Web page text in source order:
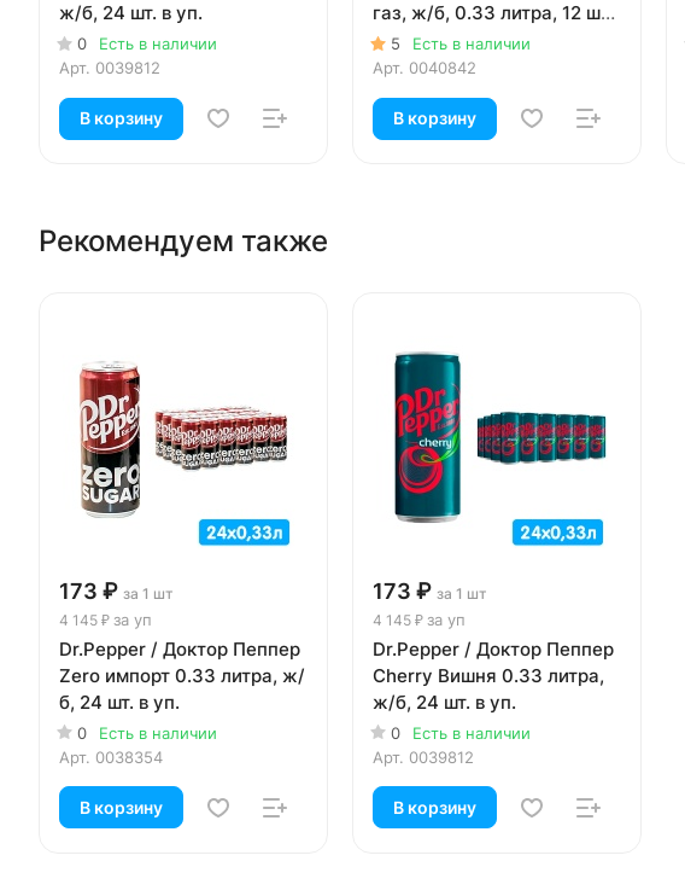
ж/б, 24 шт. в уп.
0
Есть в наличии
Арт. 0039812
В корзину
газ, ж/б, 0.33 литра, 12 шт.
в уп.
5
Есть в наличии
Арт. 0040842
В корзину
Рекомендуем также
173 ₽ за 1 шт
4 145 ₽ за уп
Dr.Pepper / Доктор Пеппер
Zero импорт 0.33 литра, ж/
б, 24 шт. в уп.
0
Есть в наличии
Арт. 0038354
В корзину
173 ₽ за 1 шт
4 145 ₽ за уп
Dr.Pepper / Доктор Пеппер
Cherry Вишня 0.33 литра,
ж/б, 24 шт. в уп.
0
Есть в наличии
Арт. 0039812
В корзину